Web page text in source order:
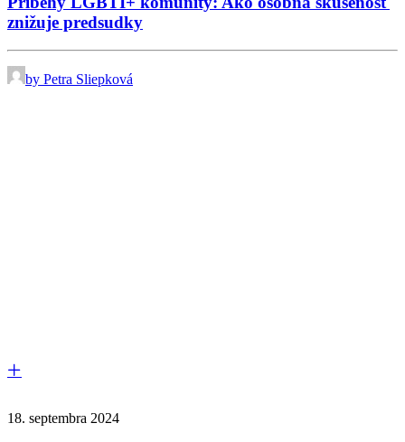
znižuje predsudky
by Petra Sliepková
18. septembra 2024